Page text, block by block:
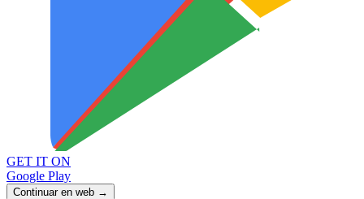
GET IT ON
Google Play
Continuar en web →